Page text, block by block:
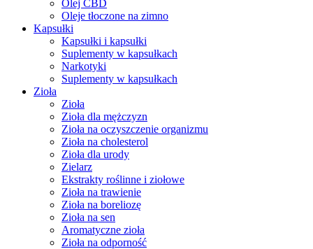
Olej CBD
Oleje tłoczone na zimno
Kapsułki
Kapsułki i kapsułki
Suplementy w kapsułkach
Narkotyki
Suplementy w kapsułkach
Zioła
Zioła
Zioła dla mężczyzn
Zioła na oczyszczenie organizmu
Zioła na cholesterol
Zioła dla urody
Zielarz
Ekstrakty roślinne i ziołowe
Zioła na trawienie
Zioła na boreliozę
Zioła na sen
Aromatyczne zioła
Zioła na odporność